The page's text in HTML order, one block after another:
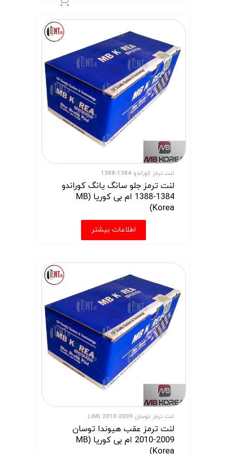
لنت ترمز کوراندو 1384-1388
لنت ترمز جلو سانگ یانگ کوراندو
1384-1388 ام بی کوریا (MB
Korea)
اطلاعات بیشتر
لنت ترمز توسان 2009-2010 (JM)
لنت ترمز عقب هیوندا توسان
2009-2010 ام بی کوریا (MB
Korea)